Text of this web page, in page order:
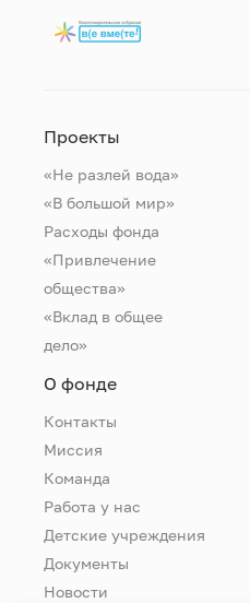
Проекты
«Не разлей вода»
«В большой мир»
Расходы фонда
«Привлечение
общества»
«Вклад в общее
дело»
О фонде
Контакты
Миссия
Команда
Работа у нас
Детские учреждения
Документы
Новости